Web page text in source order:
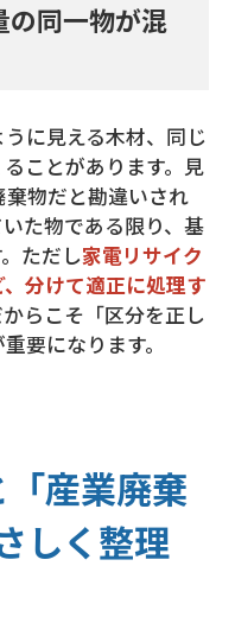
の同一物が混
に見える木材、同じ
ことがあります。見
物だと勘違いされ
た物である限り、基
ただし家電リサイク
分けて適正に処理す
らこそ「区分を正し
要になります。
「産業廃棄
しく整理